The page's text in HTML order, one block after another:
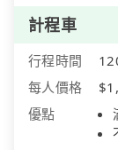
計程車
行程時間
每人價格
優點